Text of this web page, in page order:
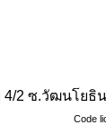
2 ซ.วัฒนโยธิน
Code